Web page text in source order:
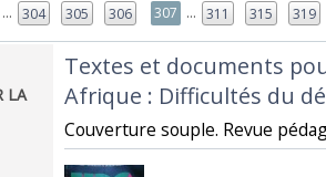
... 304 305 306 307 ... 311 315 319
LA
‎Textes et documents
Afrique : Difficultés du
‎Couverture souple. Revue